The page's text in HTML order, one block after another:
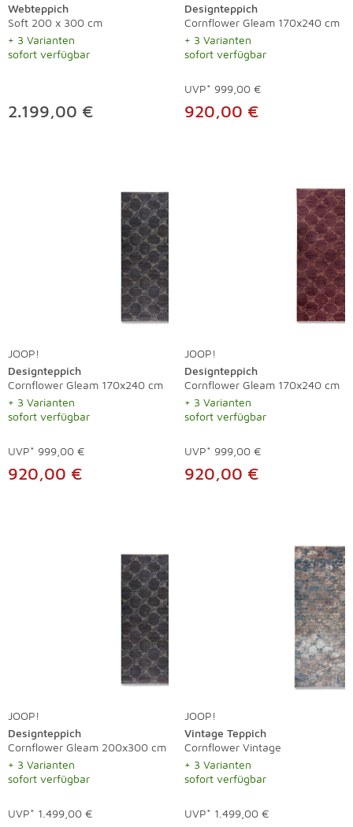
Webteppich
Soft 200 x 300 cm
+ 3 Varianten
sofort verfügbar
2.199,00 €
Designteppich
Cornflower Gleam 170x240 cm
+ 3 Varianten
sofort verfügbar
UVP* 999,00 €
920,00 €
JOOP!
Designteppich
Cornflower Gleam 170x240 cm
+ 3 Varianten
sofort verfügbar
UVP* 999,00 €
920,00 €
JOOP!
Designteppich
Cornflower Gleam 170x240 cm
+ 3 Varianten
sofort verfügbar
UVP* 999,00 €
920,00 €
JOOP!
Designteppich
Cornflower Gleam 200x300 cm
+ 3 Varianten
sofort verfügbar
UVP* 1.499,00 €
JOOP!
Vintage Teppich
Cornflower Vintage
+ 3 Varianten
sofort verfügbar
UVP* 1.499,00 €